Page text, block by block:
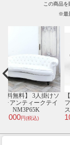
この商品
※最
【送料無料】 3人掛
ファ･アンティークテ
スト NM3F265K
108,000円(税込)